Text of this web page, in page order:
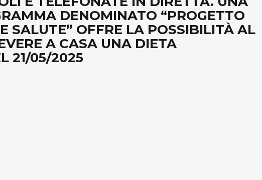
DENOMINATO “PROGETTO
SALUTE” OFFRE LA POSSIBILITÀ AL
A CASA UNA DIETA
21/05/2025